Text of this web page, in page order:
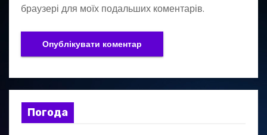
браузері для моїх подальших коментарів.
Погода